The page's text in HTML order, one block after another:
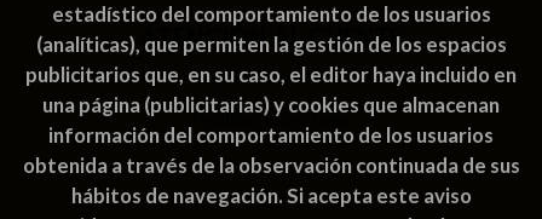
ATENCIÓN AL CLIENTE
Quiénes somos
Pedidos especiales
estadístico del comportamiento de los usuarios
(analíticas), que permiten la gestión de los espacios
publicitarios que, en su caso, el editor haya incluido en
una página (publicitarias) y cookies que almacenan
información del comportamiento de los usuarios
obtenida a través de la observación continuada de sus
hábitos de navegación. Si acepta este aviso